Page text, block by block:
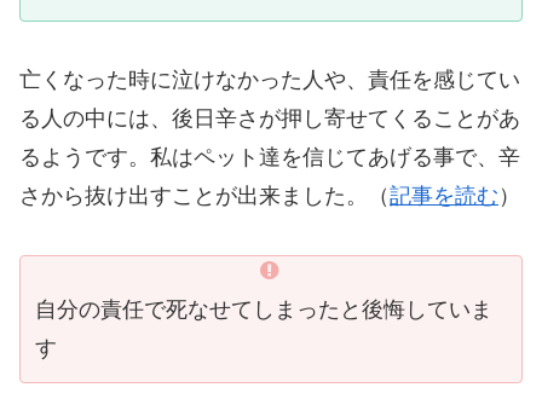
亡くなった時に泣けなかった人や、責任を感じてい
る人の中には、後日辛さが押し寄せてくることがあ
るようです。私はペット達を信じてあげる事で、辛
さから抜け出すことが出来ました。（記事を読む ）
自分の責任で死なせてしまったと後悔していま
す